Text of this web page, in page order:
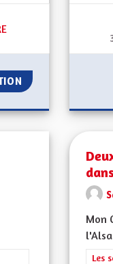
D'AUTONOMIE DES
PERTE
les soins et les liens,
Mon
Les